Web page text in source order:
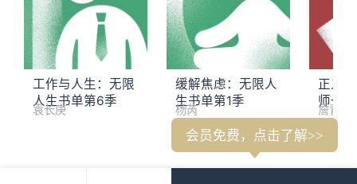
会员免费，点击了解>>
工作与人生：无限
人生书单第6季
袁长庚
缓解焦虑：无限人
生书单第1季
杨芮
正义
师一
詹青云
0. 不想上班，不敢裸辞……如何让“打工生活”更加自在？